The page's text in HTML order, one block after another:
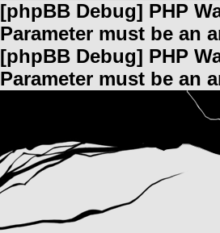
[phpBB Debug] PHP
Parameter must be an
[phpBB Debug] PHP
Parameter must be an